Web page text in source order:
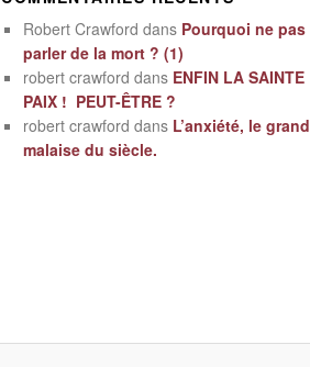
Robert Crawford dans Pourquoi ne pas
parler de la mort ? (1)
robert crawford dans ENFIN LA SAINTE
PAIX ! PEUT-ÊTRE ?
robert crawford dans L’anxiété, le grand
malaise du siècle.